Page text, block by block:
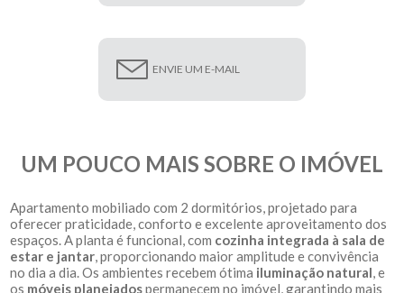
ENVIE UM E-MAIL
UM POUCO MAIS SOBRE O IMÓVEL
Apartamento mobiliado com 2 dormitórios, projetado para
oferecer praticidade, conforto e excelente aproveitamento dos
espaços. A planta é funcional, com cozinha integrada à sala de
estar e jantar, proporcionando maior amplitude e convivência
no dia a dia. Os ambientes recebem ótima iluminação natural, e
os móveis planejadospermanecem no imóvel, garantindo mais